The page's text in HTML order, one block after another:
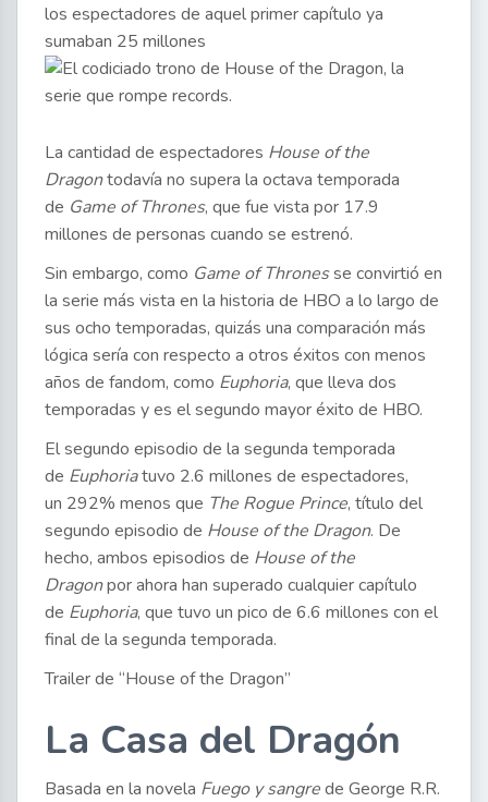
los espectadores de aquel primer capítulo ya
sumaban 25 millones
La cantidad de espectadores House of the
Dragontodavía no supera la octava temporada
de Game of Thrones, que fue vista por 17.9
millones de personas cuando se estrenó.
Sin embargo, como Game of Thronesse convirtió en
la serie más vista en la historia de HBO a lo largo de
sus ocho temporadas, quizás una comparación más
lógica sería con respecto a otros éxitos con menos
años de fandom, como Euphoria, que lleva dos
temporadas y es el segundo mayor éxito de HBO.
El segundo episodio de la segunda temporada
de Euphoriatuvo 2.6 millones de espectadores,
un 292% menos que The Rogue Prince, título del
segundo episodio de House of the Dragon. De
hecho, ambos episodios de House of the
Dragonpor ahora han superado cualquier capítulo
de Euphoria, que tuvo un pico de 6.6 millones con el
final de la segunda temporada.
Trailer de “House of the Dragon”
La Casa del Dragón
Basada en la novela Fuego y sangrede George R.R.